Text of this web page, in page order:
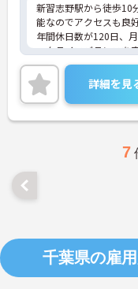
新習志野駅から徒歩10
能なのでアクセスも良
年間休日数が120日、
ークライフバランスを
各種手当ても充実して
う方におすすめです。
ご興味ある方には、面
細をお話致しますので
詳細を見
7
千葉県の雇